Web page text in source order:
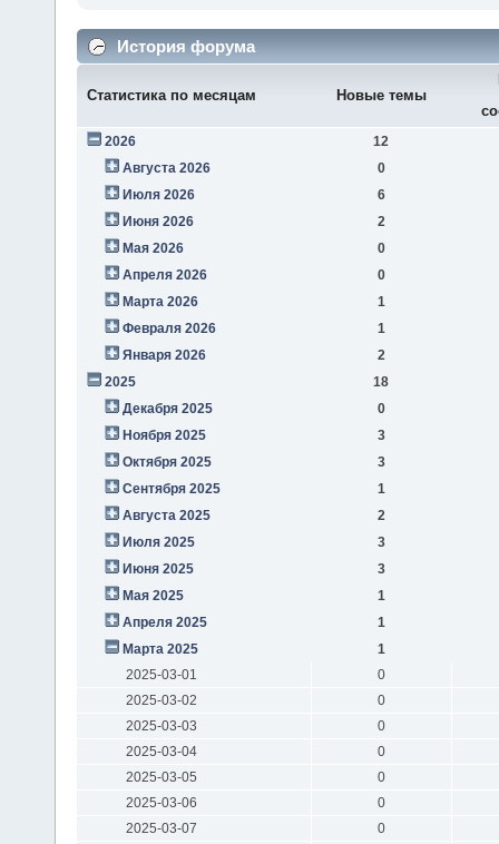
История форума
Статистика по месяцам Новые темы
2026
12
Августа 2026
0
Июля 2026
6
Июня 2026
2
Мая 2026
0
Апреля 2026
0
Марта 2026
1
Февраля 2026
1
Января 2026
2
2025
18
Декабря 2025
0
Ноября 2025
3
Октября 2025
3
Сентября 2025
1
Августа 2025
2
Июля 2025
3
Июня 2025
3
Мая 2025
1
Апреля 2025
1
Марта 2025
1
2025-03-01
0
2025-03-02
0
2025-03-03
0
2025-03-04
0
2025-03-05
0
2025-03-06
0
2025-03-07
0